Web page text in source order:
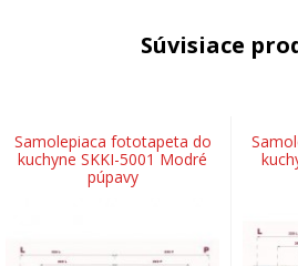
Súvisiace
Samolepiaca fototapeta do
kuchyne SKKI-5001 Modré
púpavy